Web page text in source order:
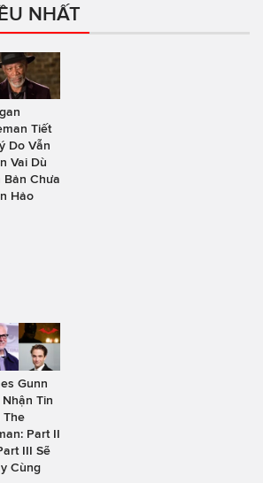
NHẤT
Tiết
Do Vẫn
Vai Dù
Bản Chưa
Hảo
Gunn
Nhận Tin
Part II
III Sẽ
Cùng